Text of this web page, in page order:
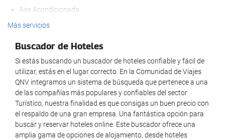
Servicios de recepción
Recepción 24 horas
Taquillas
Cajero automático
Check in/Check out express
Comida y bebida
Aire Acondicionado
Calefacción
Habitaciones No fumadores
Hotel no fumadores
Habitaciones insonorizadas
Bienestar
Más servicios
Buscador de Hoteles
Si estás buscando un buscador de hoteles confiable y fácil de
utilizar, estás en el lugar correcto. En la Comunidad de Viajes
QNV integramos un sistema de búsqueda que pertenece a una
de las compañías más populares y confiables del sector
Turístico, nuestra finalidad es que consigas un buen precio con
el respaldo de una gran empresa. Una fantástica opción para
buscar y reservar hoteles online. Este buscador ofrece una
amplia gama de opciones de alojamiento, desde hoteles